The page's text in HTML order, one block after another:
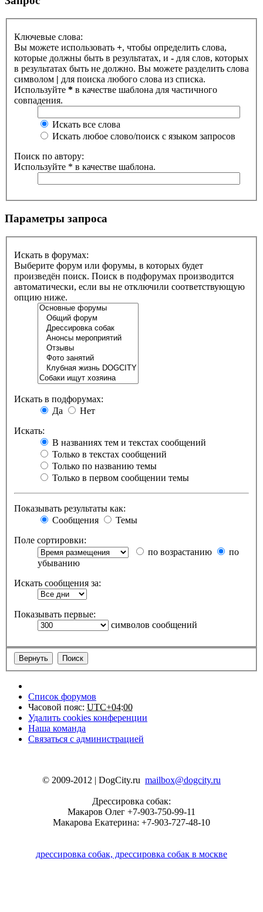
Ключевые слова:
Вы можете использовать +, чтобы определить слова,
которые должны быть в результатах, и - для слов, которых
в результатах быть не должно. Вы можете разделить слова
символом | для поиска любого слова из списка.
Используйте * в качестве шаблона для частичного
совпадения.
Искать все слова
Искать любое слово/поиск с языком запросов
Поиск по автору:
Используйте * в качестве шаблона.
Параметры запроса
Искать в форумах:
Выберите форум или форумы, в которых будет
произведён поиск. Поиск в подфорумах производится
автоматически, если вы не отключили соответствующую
опцию ниже.
Искать в подфорумах:
Да
Нет
Искать:
В названиях тем и текстах сообщений
Только в текстах сообщений
Только по названию темы
Только в первом сообщении темы
Показывать результаты как:
Сообщения
Темы
Поле сортировки:
по возрастанию
по
убыванию
Искать сообщения за:
Показывать первые:
символов сообщений
Список форумов
Часовой пояс: UTC+04:00
Удалить cookies конференции
Наша команда
Связаться с администрацией
© 2009-2012 | DogCity.ru mailbox@dogcity.ru
Дрессировка собак:
Макаров Олег +7-903-750-99-11
Макарова Екатерина: +7-903-727-48-10
дрессировка собак, дрессировка собак в москве